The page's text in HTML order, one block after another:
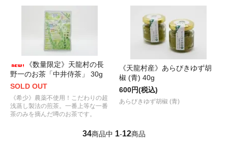
《数量限定》天龍村の長
野一のお茶「中井侍茶」 30g
SOLD OUT
《希少》農薬不使用！こだわりの超
浅蒸し製法の煎茶。一番上等な一番
茶のみを摘んだ噂のお茶です。
《天龍村産》あらびきゆず胡
椒 (青) 40g
600円(税込)
あらびきゆず胡椒 (青)
34商品中 1-12商品